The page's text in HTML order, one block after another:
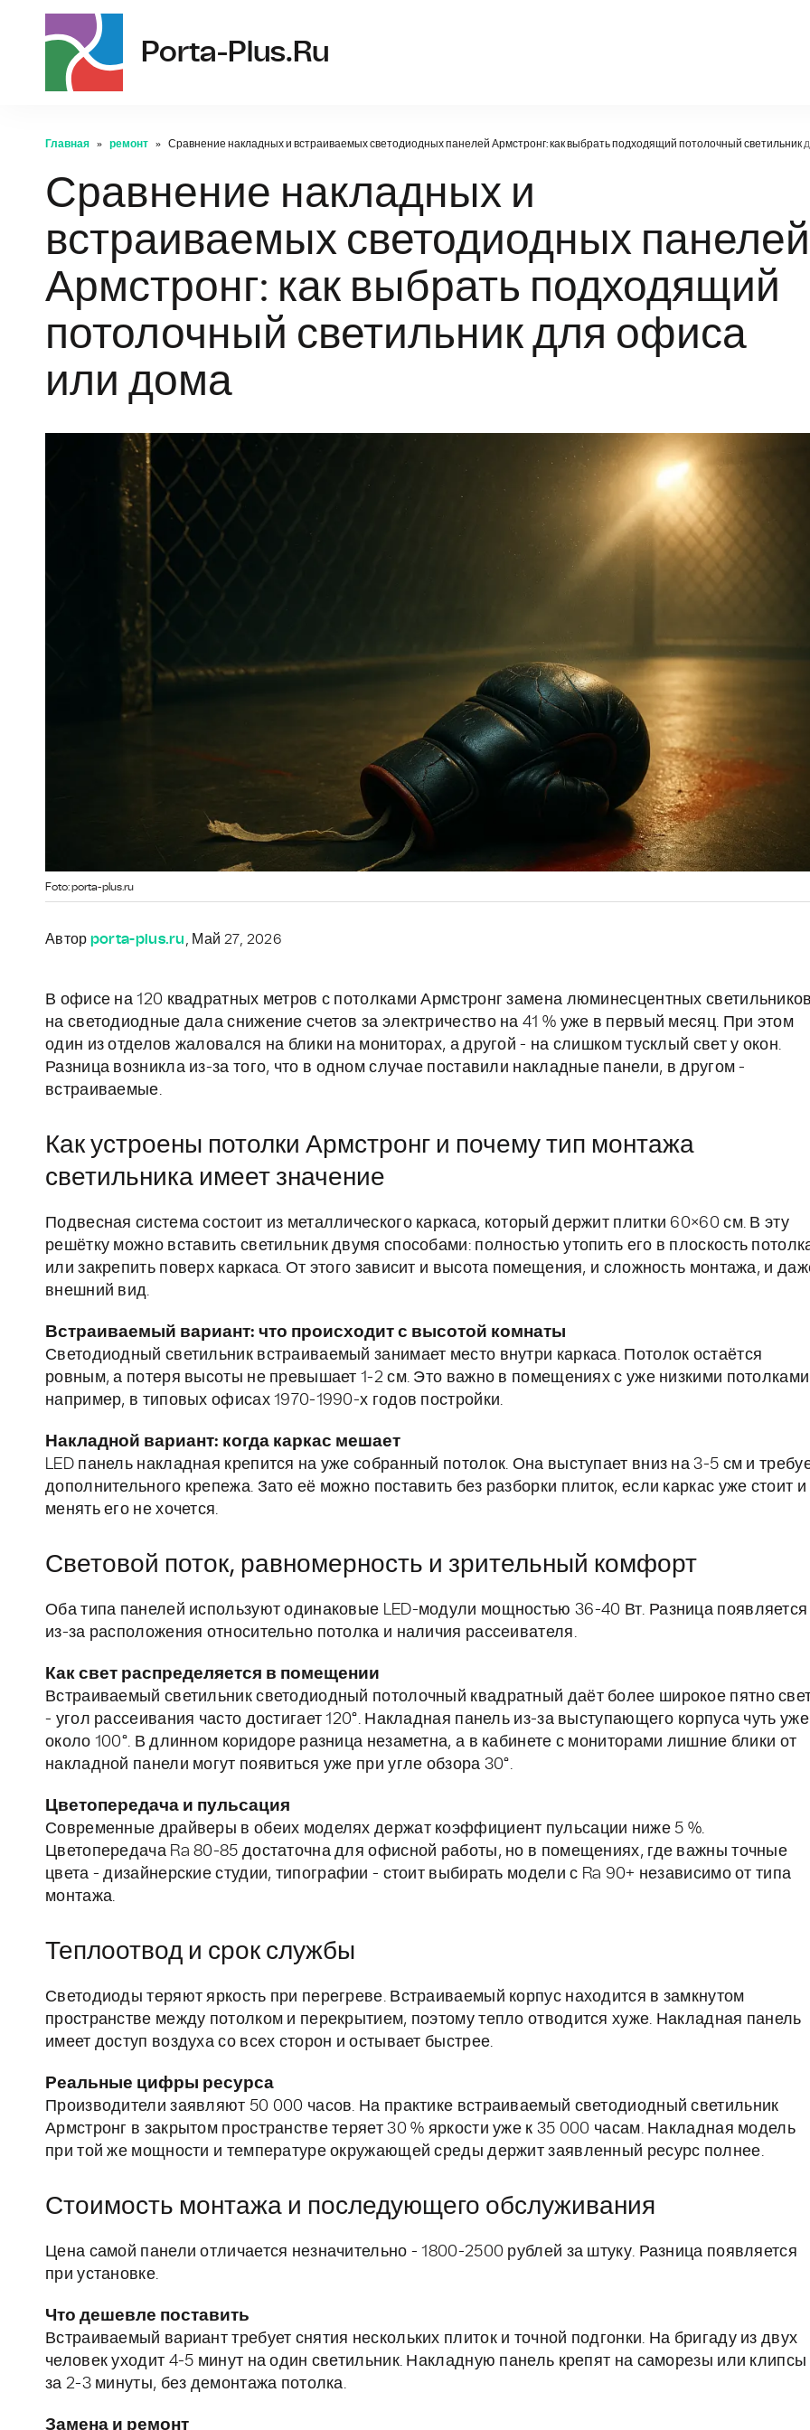
Porta-Plus.ru
Главная ремонт Сравнение накладных и встраиваемых светодиодных панелей Армстронг: как выбрать подходящий потолочный светильник
Сравнение накладных и
встраиваемых светодиодных панелей
Армстронг: как выбрать подходящий
потолочный светильник для офиса
или дома
Foto: porta-plus.ru
Автор porta-plus.ru, Май 27, 2026
В офисе на 120 квадратных метров с потолками Армстронг замена люминесцентных светильников
на светодиодные дала снижение счетов за электричество на 41 % уже в первый месяц. При этом
один из отделов жаловался на блики на мониторах, а другой - на слишком тусклый свет у окон.
Разница возникла из-за того, что в одном случае поставили накладные панели, в другом -
встраиваемые.
Как устроены потолки Армстронг и почему тип монтажа
светильника имеет значение
Подвесная система состоит из металлического каркаса, который держит плитки 60×60 см. В эту
решётку можно вставить светильник двумя способами: полностью утопить его в плоскость
или закрепить поверх каркаса. От этого зависит и высота помещения, и сложность монтажа, и
внешний вид.
Встраиваемый вариант: что происходит с высотой комнаты
Светодиодный светильник встраиваемый занимает место внутри каркаса. Потолок остаётся
ровным, а потеря высоты не превышает 1-2 см. Это важно в помещениях с уже низкими
например, в типовых офисах 1970-1990-х годов постройки.
Накладной вариант: когда каркас мешает
LED панель накладная крепится на уже собранный потолок. Она выступает вниз на 3-5 см и
дополнительного крепежа. Зато её можно поставить без разборки плиток, если каркас уже стоит и
менять его не хочется.
Световой поток, равномерность и зрительный комфорт
Оба типа панелей используют одинаковые LED-модули мощностью 36-40 Вт. Разница появляется
из-за расположения относительно потолка и наличия рассеивателя.
Как свет распределяется в помещении
Встраиваемый светильник светодиодный потолочный квадратный даёт более широкое пятно
- угол рассеивания часто достигает 120°. Накладная панель из-за выступающего корпуса чуть
около 100°. В длинном коридоре разница незаметна, а в кабинете с мониторами лишние блики от
накладной панели могут появиться уже при угле обзора 30°.
Цветопередача и пульсация
Современные драйверы в обеих моделях держат коэффициент пульсации ниже 5 %.
Цветопередача Ra 80-85 достаточна для офисной работы, но в помещениях, где важны точные
цвета - дизайнерские студии, типографии - стоит выбирать модели с Ra 90+ независимо от типа
монтажа.
Теплоотвод и срок службы
Светодиоды теряют яркость при перегреве. Встраиваемый корпус находится в замкнутом
пространстве между потолком и перекрытием, поэтому тепло отводится хуже. Накладная панель
имеет доступ воздуха со всех сторон и остывает быстрее.
Реальные цифры ресурса
Производители заявляют 50 000 часов. На практике встраиваемый светодиодный светильник
Армстронг в закрытом пространстве теряет 30 % яркости уже к 35 000 часам. Накладная модель
при той же мощности и температуре окружающей среды держит заявленный ресурс полнее.
Стоимость монтажа и последующего обслуживания
Цена самой панели отличается незначительно - 1800-2500 рублей за штуку. Разница появляется
при установке.
Что дешевле поставить
Встраиваемый вариант требует снятия нескольких плиток и точной подгонки. На бригаду из двух
человек уходит 4-5 минут на один светильник. Накладную панель крепят на саморезы или клипсы
за 2-3 минуты, без демонтажа потолка.
Замена и ремонт